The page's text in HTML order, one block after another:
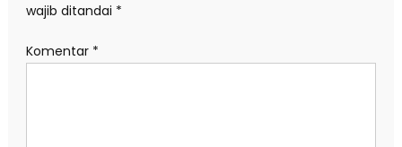
wajib ditandai *
Komentar *